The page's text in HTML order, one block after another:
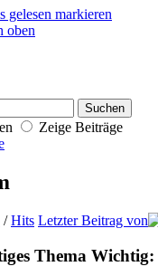
gelesen markieren
oben
Zeige Beiträge
/Hits Letzter Beitrag von
Wichtig: